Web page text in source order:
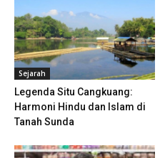
Sejarah
Legenda Situ Cangkuang:
Harmoni Hindu dan Islam di
Tanah Sunda